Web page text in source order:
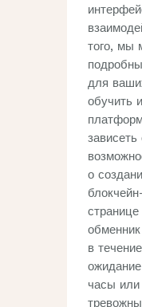
того, мы
для
обучить
о
в
часы